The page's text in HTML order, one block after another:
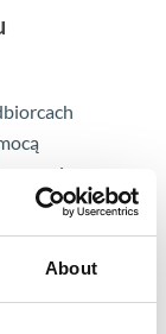
About
na